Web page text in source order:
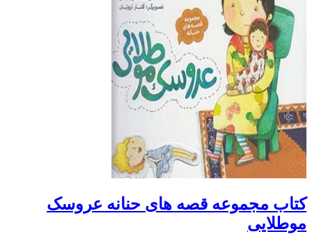
کتاب مجموعه قصه های حنانه عروسک
موطلایی